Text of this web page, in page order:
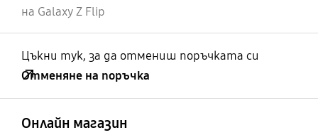
на Galaxy Z Flip
Цъкни тук, за да отмениш поръчката си
Отменяне на поръчка
Онлайн магазин